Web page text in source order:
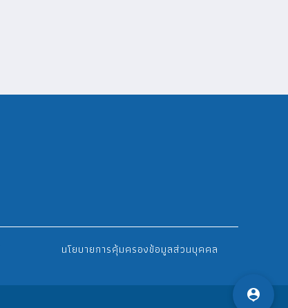
การจัดการความรู้ KM
นโยบายการคุ้มครองข้อมูลส่วนบุคคล
